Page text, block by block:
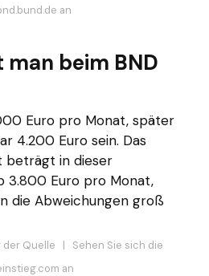
an
beim BND
Euro pro Monat, später
4.200 Euro sein. Das
beträgt in dieser
3.800 Euro pro Monat,
die Abweichungen groß
der Quelle | Sehen Sie sich die
an